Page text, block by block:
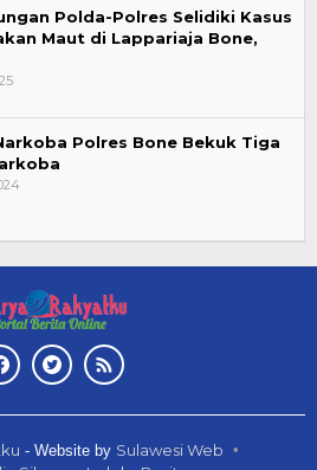
Polda-Polres Selidiki Kasus
Maut di Lappariaja Bone,
Polres Bone Bekuk Tiga
- Website by Sulawesi Web